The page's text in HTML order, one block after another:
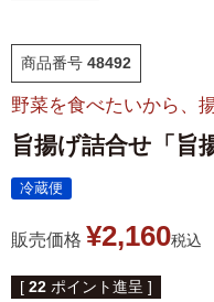
かねささ
味ささ
伊達揚げ
季節のかねささ た
こ
商品番号 48492
野菜を食べたいから、
旨揚げ詰合せ「旨
冷蔵便
販売価格 ¥2,160税込
[ 22 ポイント進呈 ]